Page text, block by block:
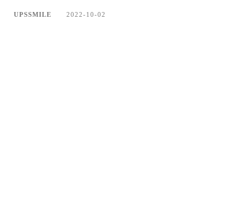
UPSSMILE 2022-10-02